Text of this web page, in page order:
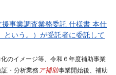
事業調査業務委託 仕様書 本仕
という。）が受託者に委託して
のイメージ等、令和６年度補助事業
・分析業務 ア補助事業開始後、補助